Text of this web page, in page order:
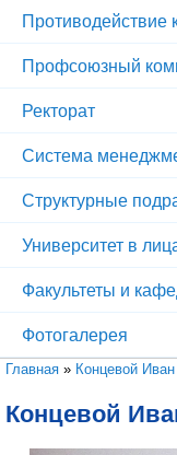
Противодействие
Профсоюзный
Ректорат
Система
Структурные
Университет в
Факультеты и
Фотогалерея
Вы здесь
Главная » Концевой
Концевой